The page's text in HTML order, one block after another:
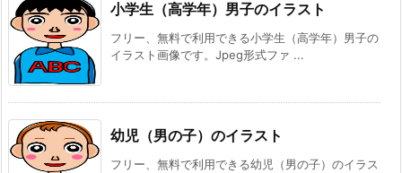
小学生（高学年）男子のイラスト
フリー、無料で利用できる小学生（高学年）男子の
イラスト画像です。Jpeg形式ファ ...
幼児（男の子）のイラスト
フリー、無料で利用できる幼児（男の子）のイラス